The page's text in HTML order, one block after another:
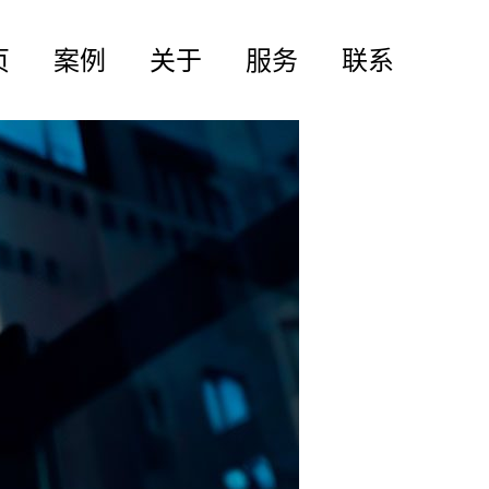
案例 关于 服务 联系